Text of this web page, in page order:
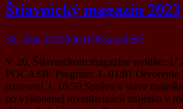
Štiavnický magazín 2023
30. júna 2023Vio tvNezaradené
V 26. Štiavnickom magazíne uvidíte:
POČASIE Program: 1. 01:01
uznesení 3. 16:59 Správa o stave
po vykonanej inventarizácii majetku v